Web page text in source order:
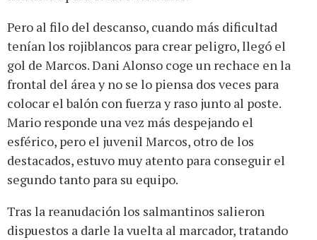
Pero al filo del descanso, cuando más dificultad
tenían los rojiblancos para crear peligro, llegó el
gol de Marcos. Dani Alonso coge un rechace en la
frontal del área y no se lo piensa dos veces para
colocar el balón con fuerza y raso junto al poste.
Mario responde una vez más despejando el
esférico, pero el juvenil Marcos, otro de los
destacados, estuvo muy atento para conseguir el
segundo tanto para su equipo.
Tras la reanudación los salmantinos salieron
dispuestos a darle la vuelta al marcador, tratando